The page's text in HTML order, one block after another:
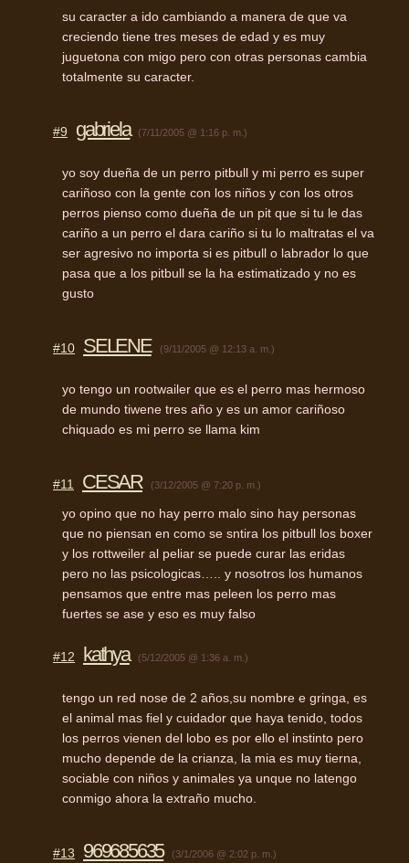
su caracter a ido cambiando a manera de que va
creciendo tiene tres meses de edad y es muy
juguetona con migo pero con otras personas cambia
totalmente su caracter.
#9 gabriela (7/11/2005 @ 1:16 p. m.)
yo soy dueña de un perro pitbull y mi perro es super
cariñoso con la gente con los niños y con los otros
perros pienso como dueña de un pit que si tu le das
cariño a un perro el dara cariño si tu lo maltratas el va
ser agresivo no importa si es pitbull o labrador lo que
pasa que a los pitbull se la ha estimatizado y no es
gusto
#10 SELENE (9/11/2005 @ 12:13 a. m.)
yo tengo un rootwailer que es el perro mas hermoso
de mundo tiwene tres año y es un amor cariñoso
chiquado es mi perro se llama kim
#11 CESAR (3/12/2005 @ 7:20 p. m.)
yo opino que no hay perro malo sino hay personas
que no piensan en como se sntira los pitbull los boxer
y los rottweiler al peliar se puede curar las eridas
pero no las psicologicas….. y nosotros los humanos
pensamos que entre mas peleen los perro mas
fuertes se ase y eso es muy falso
#12 kathya (5/12/2005 @ 1:36 a. m.)
tengo un red nose de 2 años,su nombre e gringa, es
el animal mas fiel y cuidador que haya tenido, todos
los perros vienen del lobo es por ello el instinto pero
mucho depende de la crianza, la mia es muy tierna,
sociable con niños y animales ya unque no latengo
conmigo ahora la extraño mucho.
#13 969685635 (3/1/2006 @ 2:02 p. m.)